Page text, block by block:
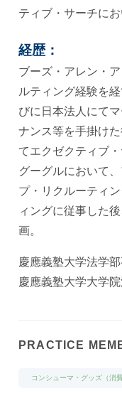
ティブ・サーチに
経歴：
ブーズ・アレン・
ルティング経験を
びに日本法人にて
ナンス等を手掛け
てエクゼクティブ
グーグルにおいて
プ・リクルーティ
ィングに従事した
画。
慶應義塾大学法学
慶應義塾大学大学
PRACTICE
コンシューマ・グッズ（消